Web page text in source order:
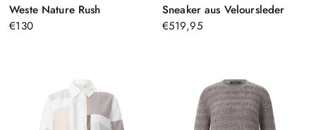
Weste Nature Rush–
€130
Sneaker aus Veloursleder–
€519,95